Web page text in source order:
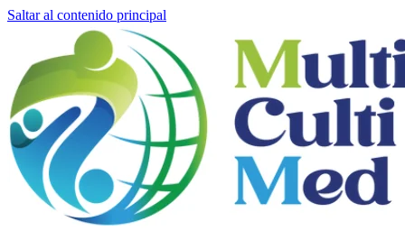
Saltar al contenido principal